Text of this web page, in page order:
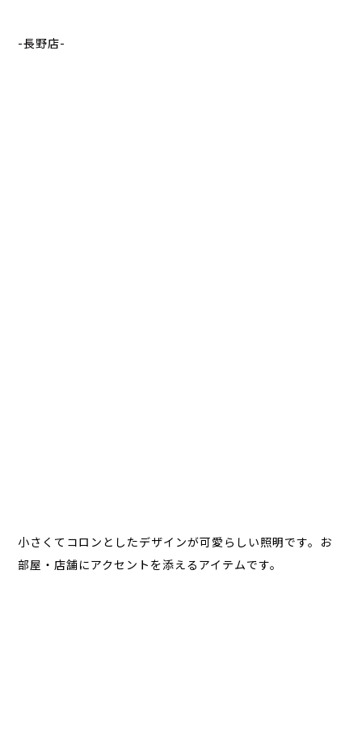
-長野店-
小さくてコロンとしたデザインが可愛らしい照明です。お
部屋・店舗にアクセントを添えるアイテムです。